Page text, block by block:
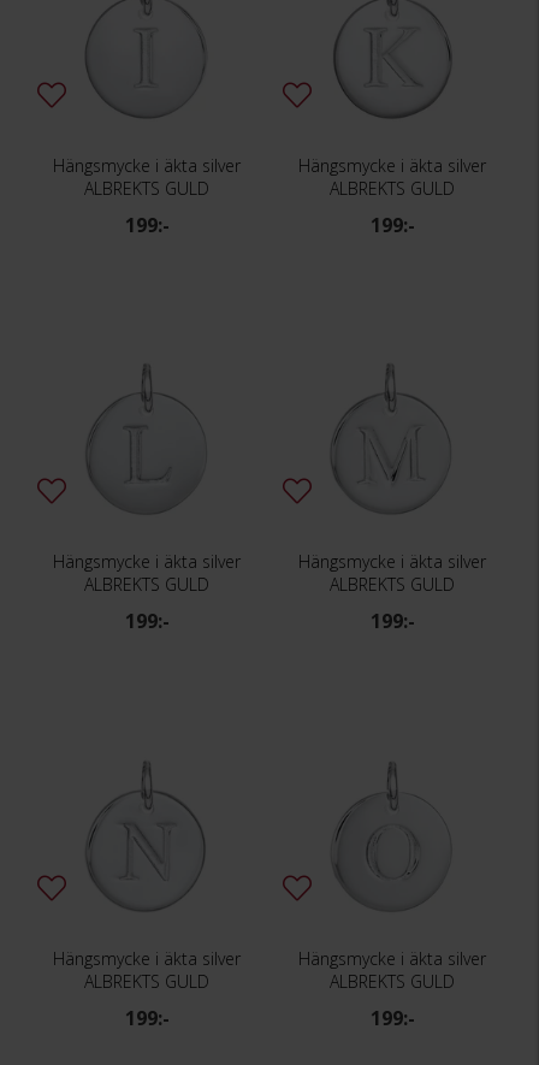
Hängsmycke i äkta silver
ALBREKTS GULD
199:-
Hängsmycke i äkta silver
ALBREKTS GULD
199:-
Hängsmycke i äkta silver
ALBREKTS GULD
199:-
Hängsmycke i äkta silver
ALBREKTS GULD
199:-
Hängsmycke i äkta silver
ALBREKTS GULD
199:-
Hängsmycke i äkta silver
ALBREKTS GULD
199:-